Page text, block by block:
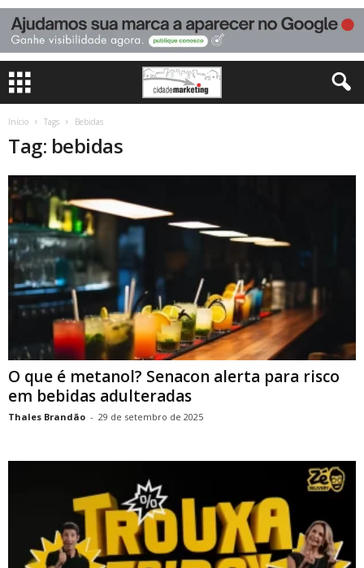
Início Tags Bebidas
Tag: bebidas
O que é metanol? Senacon alerta para risco
em bebidas adulteradas
Thales Brandão - 29 de setembro de 2025